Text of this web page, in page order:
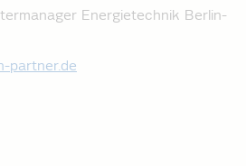
Energietechnik Berlin-
partner.de